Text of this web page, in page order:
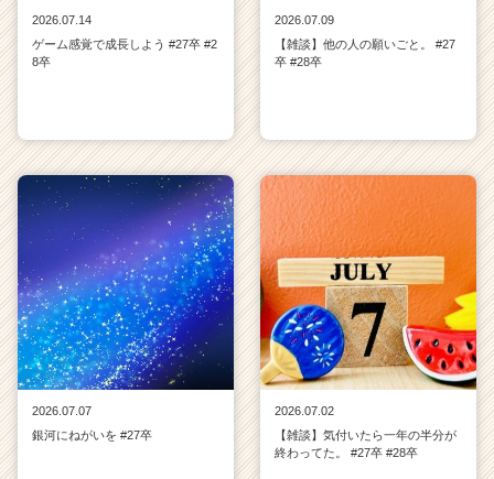
2026.07.14
ゲーム感覚で成長しよう #27卒 #2
8卒
2026.07.09
【雑談】他の人の願いごと。 #27
卒 #28卒
2026.07.07
銀河にねがいを #27卒
2026.07.02
【雑談】気付いたら一年の半分が
終わってた。 #27卒 #28卒